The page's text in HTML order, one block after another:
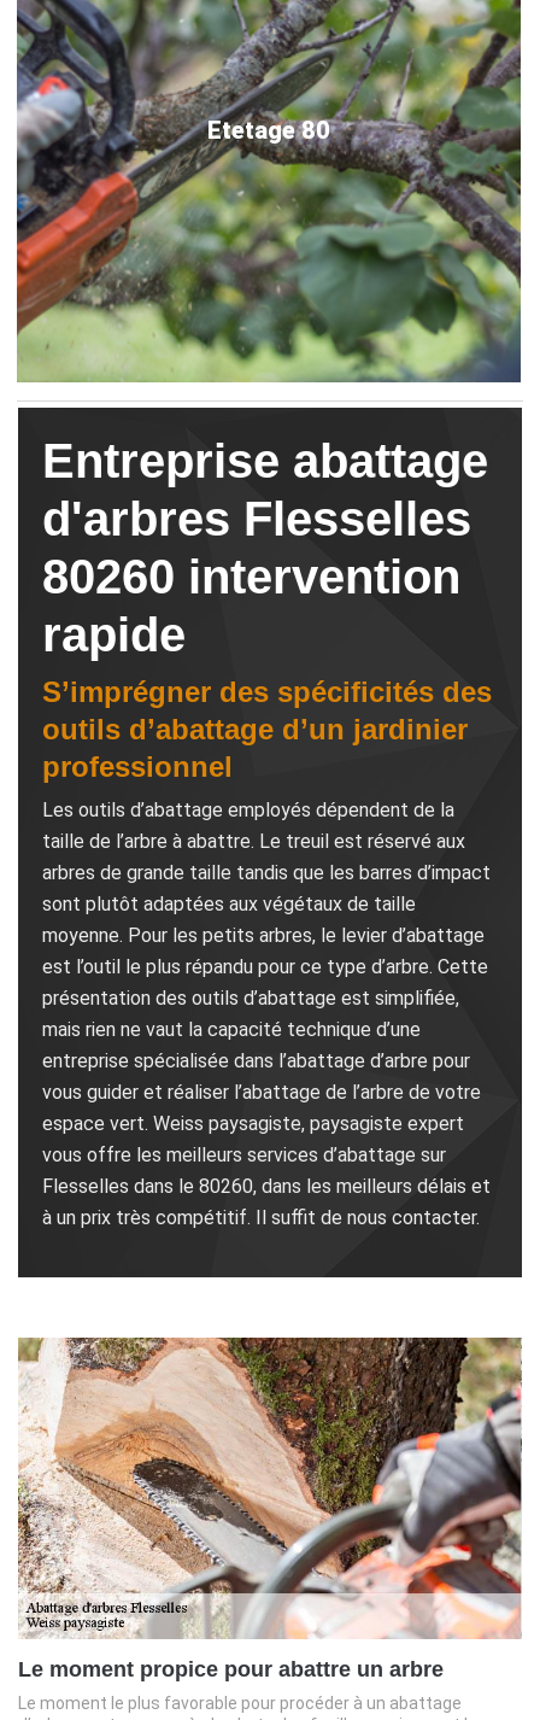
Etetage 80
Entreprise abattage
d'arbres Flesselles
80260 intervention
rapide
S’imprégner des spécificités des
outils d’abattage d’un jardinier
professionnel
Les outils d’abattage employés dépendent de la
taille de l’arbre à abattre. Le treuil est réservé aux
arbres de grande taille tandis que les barres d’impact
sont plutôt adaptées aux végétaux de taille
moyenne. Pour les petits arbres, le levier d’abattage
est l’outil le plus répandu pour ce type d’arbre. Cette
présentation des outils d’abattage est simplifiée,
mais rien ne vaut la capacité technique d’une
entreprise spécialisée dans l’abattage d’arbre pour
vous guider et réaliser l’abattage de l’arbre de votre
espace vert. Weiss paysagiste, paysagiste expert
vous offre les meilleurs services d’abattage sur
Flesselles dans le 80260, dans les meilleurs délais et
à un prix très compétitif. Il suffit de nous contacter.
Le moment propice pour abattre un arbre
Le moment le plus favorable pour procéder à un abattage